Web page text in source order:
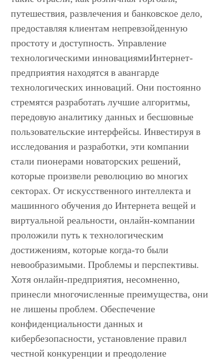
путешествия, развлечения и банковское дело,
предоставляя клиентам непревзойденную
простоту и доступность. Управление
технологическими инновациямиИнтернет-
предприятия находятся в авангарде
технологических инноваций. Они постоянно
стремятся разработать лучшие алгоритмы,
передовую аналитику данных и бесшовные
пользовательские интерфейсы. Инвестируя в
исследования и разработки, эти компании
стали пионерами новаторских решений,
которые произвели революцию во многих
секторах. От искусственного интеллекта и
машинного обучения до Интернета вещей и
виртуальной реальности, онлайн-компании
проложили путь к технологическим
достижениям, которые когда-то были
невообразимыми. Проблемы и перспективы.
Хотя онлайн-предприятия, несомненно,
принесли многочисленные преимущества, они
не лишены проблем. Обеспечение
конфиденциальности данных и
кибербезопасности, установление правил
честной конкуренции и преодоление